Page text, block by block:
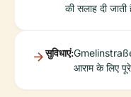
की सलाह दी जाती
सुविधाएं:Gmelinstraße
आराम के लिए